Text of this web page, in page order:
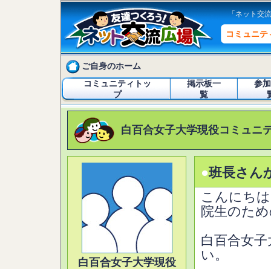
「ネット交
コミュニテ
ご自身のホーム
コミュニティトッ
プ
掲示板一
覧
参
白百合女子大学現役コミュニ
白百合女子大学現役
●班長さん
こんにち
院生のた
白百合女
い。